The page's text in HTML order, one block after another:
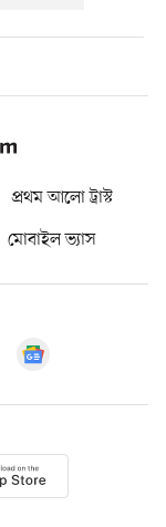
প্রথম আলো ট্রাস্ট
মোবাইল ভ্যাস